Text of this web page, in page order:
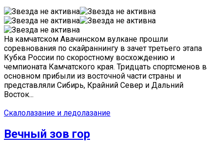
На камчатском Авачинском вулкане прошли
соревнования по скайраннингу в зачет третьего этапа
Кубка России по скоростному восхождению и
чемпионата Камчатского края. Тридцать спортсменов в
основном прибыли из восточной части страны и
представляли Сибирь, Крайний Север и Дальний
Восток...
Скалолазание и ледолазание
Вечный зов гор